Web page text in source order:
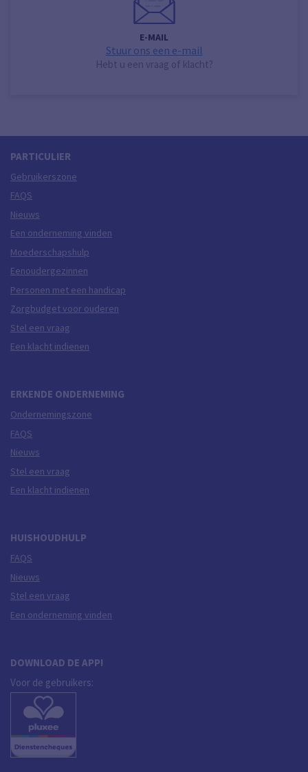
E-MAIL
Stuur ons een e-mail
Hebt u een vraag of klacht?
PARTICULIER
Gebruikerszone
FAQS
Nieuws
Een onderneming vinden
Moederschapshulp
Eenoudergezinnen
Personen met een handicap
Zorgbudget voor ouderen
Stel een vraag
Een klacht indienen
ERKENDE ONDERNEMING
Ondernemingszone
FAQS
Nieuws
Stel een vraag
Een klacht indienen
HUISHOUDHULP
FAQS
Nieuws
Stel een vraag
Een onderneming vinden
DOWNLOAD DE APP!
Voor de gebruikers: